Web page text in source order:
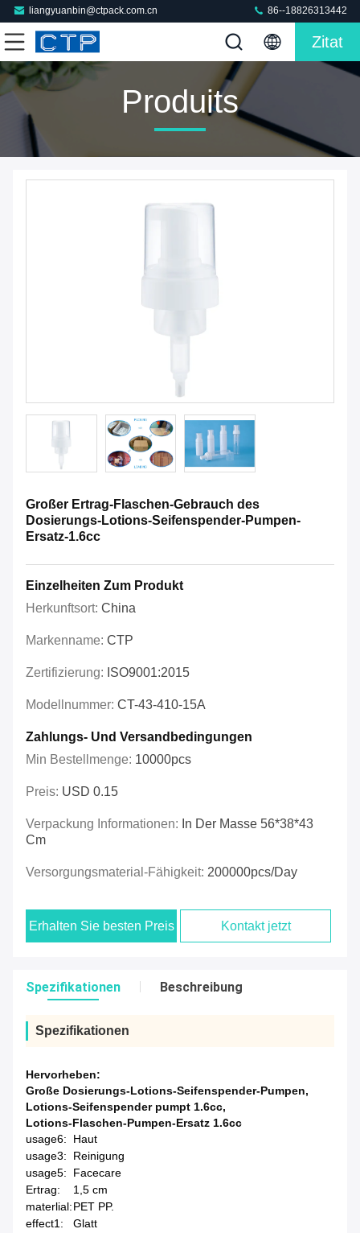
liangyuanbin@ctpack.com.cn 86--18826313442
Zitat
Produits
Großer Ertrag-Flaschen-Gebrauch des
Dosierungs-Lotions-Seifenspender-Pumpen-
Ersatz-1.6cc
Einzelheiten Zum Produkt
Herkunftsort: China
Markenname: CTP
Zertifizierung: ISO9001:2015
Modellnummer: CT-43-410-15A
Zahlungs- Und Versandbedingungen
Min Bestellmenge: 10000pcs
Preis: USD 0.15
Verpackung Informationen: In Der Masse 56*38*43
Cm
Versorgungsmaterial-Fähigkeit: 200000pcs/day
Erhalten Sie besten Preis Kontakt jetzt
Spezifikationen Beschreibung
Spezifikationen
Hervorheben:
Große Dosierungs-Lotions-Seifenspender-Pumpen,
Lotions-Seifenspender pumpt 1.6cc,
Lotions-Flaschen-Pumpen-Ersatz 1.6cc
usage6:
Haut
usage3:
Reinigung
usage5:
Facecare
Ertrag:
1,5 cm
materlial:PET PP.
effect1:
Glatt